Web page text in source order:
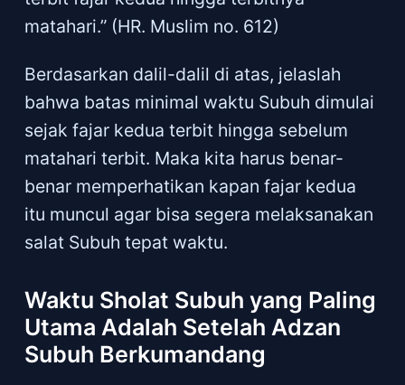
matahari.” (HR. Muslim no. 612)
Berdasarkan dalil-dalil di atas, jelaslah
bahwa batas minimal waktu Subuh dimulai
sejak fajar kedua terbit hingga sebelum
matahari terbit. Maka kita harus benar-
benar memperhatikan kapan fajar kedua
itu muncul agar bisa segera melaksanakan
salat Subuh tepat waktu.
Waktu Sholat Subuh yang Paling
Utama Adalah Setelah Adzan
Subuh Berkumandang